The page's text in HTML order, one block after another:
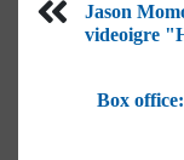
Jason
videoigre
Box